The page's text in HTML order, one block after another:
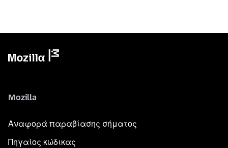
Mozilla
Αναφορά παραβίασης σήματος
Πηγαίος κώδικας